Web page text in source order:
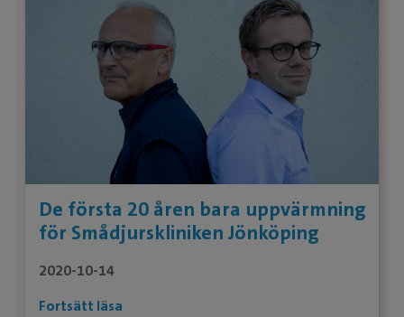
De första 20 åren bara uppvärmning
för Smådjurskliniken Jönköping
2020-10-14
Fortsätt läsa